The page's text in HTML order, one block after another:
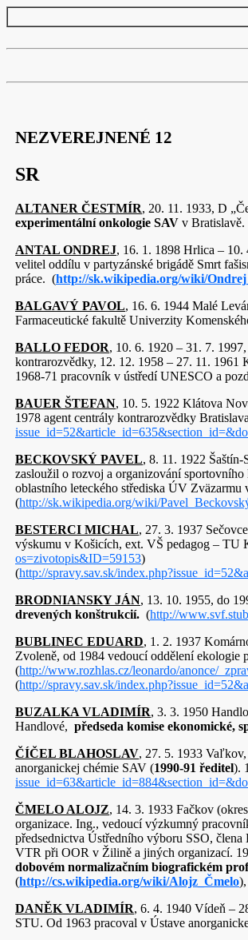
NEZVEREJNENÉ 12
SR
ALTANER ČESTMÍR, 20. 11. 1933, D
experimentální onkologie SAV v
ANTAL ONDREJ, 16. 1. 1898 Hrlica –
velitel oddílu v partyzánské brigádě Smrt
práce. (http://sk.wikipedia.org/wiki/
BALGAVÝ PAVOL, 16. 6. 1944 Malé
Farmaceutické fakultě Univerzity
BALLO FEDOR, 10. 6. 1920 – 31. 7.
kontrarozvědky, 12. 12. 1958 – 27. 11. 1961
1968-71 pracovník v ústředí UNESCO a
BAUER ŠTEFAN, 10. 5. 1922 Klátova
1978 agent centrály kontrarozvědky
BECKOVSKÝ PAVEL, 8. 11. 1922
zasloužil o rozvoj a organizování
oblastního leteckého střediska ÚV
(http://sk.wikipedia.org/wiki/
BESTERCI MICHAL, 27. 3. 1937
výskumu v Košicích, ext. VŠ pedagog
os=zivotopis&ID=59153)
(http://spravy.sav.sk/
BRODNIANSKY JÁN, 13. 10. 1955, do
drevených konštrukcií. (http://
BUBLINEC EDUARD, 1. 2. 1937
Zvoleně, od 1984 vedoucí oddělení ekologie
(http://www.rozhlas.cz/leonardo/anonce/
(http://spravy.sav.sk/
BUZALKA VLADIMÍR, 3. 3. 1950
Handlové, předseda komise ekonomické,
ČÍČEL BLAHOSLAV, 27. 5. 1933
anorganickej chémie SAV (1990-91 ředitel
ČMELO ALOJZ, 14. 3. 1933 Fačkov
organizace. Ing., vedoucí výzkumný
předsednictva Ústředního výboru SSO,
VTR při OOR v Žilině a jiných organizací.
dobovém normalizačním biografickém
(http://cs.wikipedia.org/wiki/Alojz_Čmelo
DANĚK VLADIMÍR, 6. 4. 1940 Vídeň –
STU. Od 1963 pracoval v Ústave